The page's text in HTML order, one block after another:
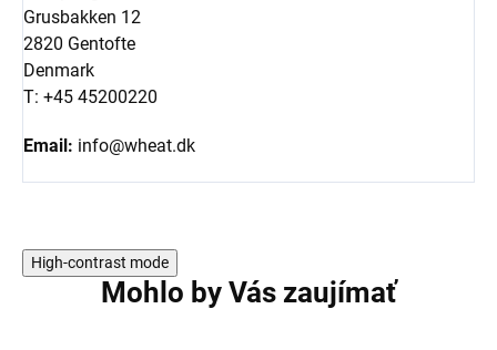
Grusbakken 12
2820 Gentofte
Denmark
T: +45 45200220
Email: info@wheat.dk
High-contrast mode
Mohlo by Vás zaujímať